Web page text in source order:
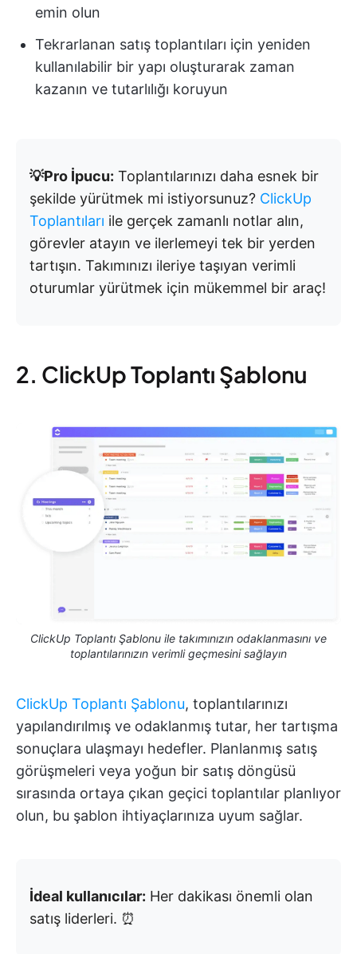
emin olun
Tekrarlanan satış toplantıları için yeniden
kullanılabilir bir yapı oluşturarak zaman
kazanın ve tutarlılığı koruyun
💡Pro İpucu: Toplantılarınızı daha esnek bir
şekilde yürütmek mi istiyorsunuz? ClickUp
Toplantıları ile gerçek zamanlı notlar alın,
görevler atayın ve ilerlemeyi tek bir yerden
tartışın. Takımınızı ileriye taşıyan verimli
oturumlar yürütmek için mükemmel bir araç!
2. ClickUp Toplantı Şablonu
ClickUp Toplantı Şablonu ile takımınızın odaklanmasını ve
toplantılarınızın verimli geçmesini sağlayın
ClickUp Toplantı Şablonu, toplantılarınızı
yapılandırılmış ve odaklanmış tutar, her tartışma
sonuçlara ulaşmayı hedefler. Planlanmış satış
görüşmeleri veya yoğun bir satış döngüsü
sırasında ortaya çıkan geçici toplantılar planlıyor
olun, bu şablon ihtiyaçlarınıza uyum sağlar.
İdeal kullanıcılar: Her dakikası önemli olan
satış liderleri. ⏰